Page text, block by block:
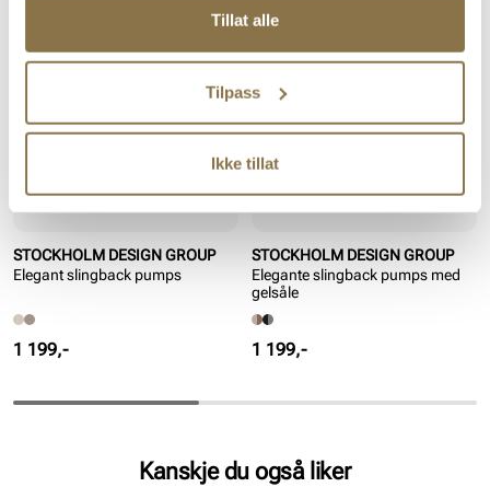
Tillat alle
Tilpass
Ikke tillat
STOCKHOLM DESIGN GROUP
Elegant slingback pumps
Pris
1 199,-
STOCKHOLM DESIGN GROUP
Elegante slingback pumps med
gelsåle
Pris
1 199,-
Kanskje du også liker